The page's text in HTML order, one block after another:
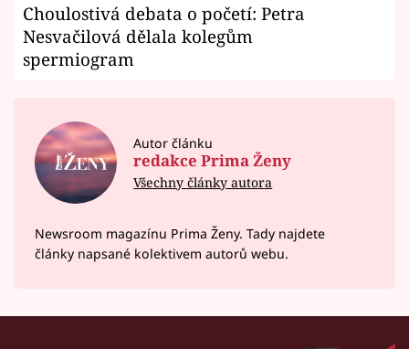
Choulostivá debata o početí: Petra
Nesvačilová dělala kolegům
spermiogram
Autor článku
redakce Prima Ženy
Všechny články autora
Newsroom magazínu Prima Ženy. Tady najdete
články napsané kolektivem autorů webu.